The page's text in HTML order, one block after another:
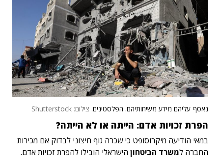
נאסף עליהם מידע משיחותיהם. הפלסטינים. צילום: Shutterstock
הפרת זכויות אדם: הייתה או לא הייתה?
במאי הודיעה מיקרוסופט כי שכרה גוף חיצוני לבדוק אם מכירות
החברה למשרד הביטחון הישראלי הובילו להפרת זכויות אדם.